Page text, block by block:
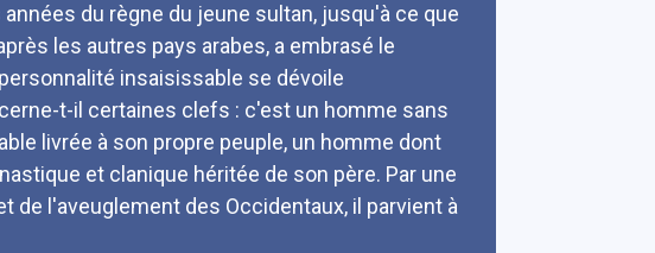
du règne du jeune sultan, jusqu'à ce que
les autres pays arabes, a embrasé le
insaisissable se dévoile
t-il certaines clefs : c'est un homme sans
livrée à son propre peuple, un homme dont
et clanique héritée de son père. Par une
de l'aveuglement des Occidentaux, il parvient à